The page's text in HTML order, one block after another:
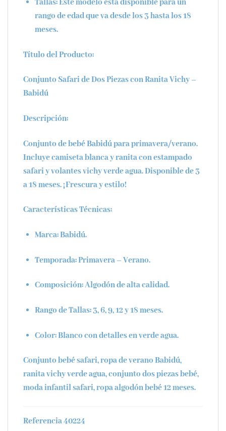
Tallas: Este modelo está disponible para un
rango de edad que va desde los3 hasta los 18
meses.
Título del Producto:
Conjunto Safari de Dos Piezas con Ranita Vichy –
Babidú
Descripción:
Conjunto de bebé Babidú para primavera/verano.
Incluye camiseta blanca y ranita con estampado
safari y volantes vichy verde agua. Disponible de 3
a 18 meses. ¡Frescura y estilo!
Características Técnicas:
Marca: Babidú.
Temporada: Primavera – Verano.
Composición: Algodón de alta calidad.
Rango de Tallas: 3, 6, 9, 12 y 18 meses.
Color: Blanco con detalles en verde agua.
Conjunto bebé safari, ropa de verano Babidú,
ranita vichy verde agua, conjunto dos piezas bebé,
moda infantil safari, ropa algodón bebé 12 meses.
Referencia 40224